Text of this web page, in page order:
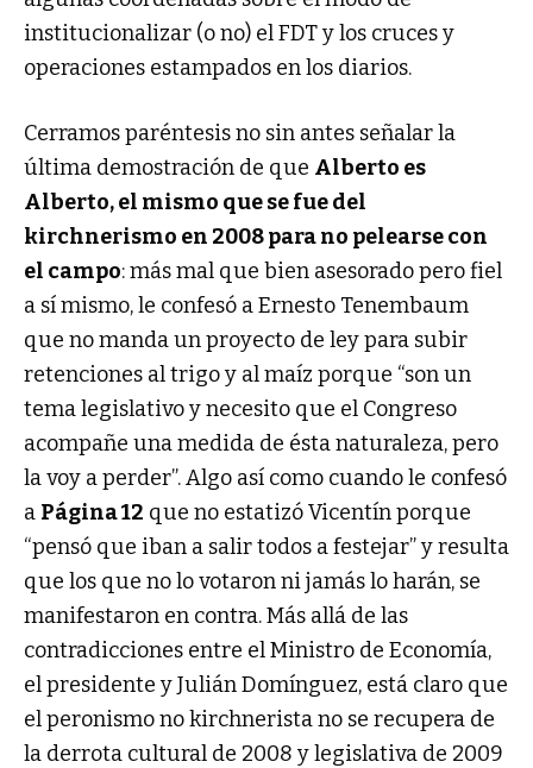
institucionalizar (o no) el FDT y los cruces y
operaciones estampados en los diarios.
Cerramos paréntesis no sin antes señalar la
última demostración de que Alberto es
Alberto, el mismo que se fue del
kirchnerismo en 2008 para no pelearse con
el campo: más mal que bien asesorado pero fiel
a sí mismo, le confesó a Ernesto Tenembaum
que no manda un proyecto de ley para subir
retenciones al trigo y al maíz porque “son un
tema legislativo y necesito que el Congreso
acompañe una medida de ésta naturaleza, pero
la voy a perder”. Algo así como cuando le confesó
a Página 12 que no estatizó Vicentín porque
“pensó que iban a salir todos a festejar” y resulta
que los que no lo votaron ni jamás lo harán, se
manifestaron en contra. Más allá de las
contradicciones entre el Ministro de Economía,
el presidente y Julián Domínguez, está claro que
el peronismo no kirchnerista no se recupera de
la derrota cultural de 2008 y legislativa de 2009